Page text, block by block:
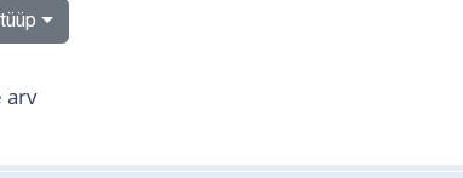
arv